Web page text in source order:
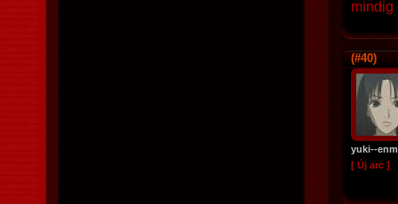
mindig
(#40)
yuki--
[ Új arc ]